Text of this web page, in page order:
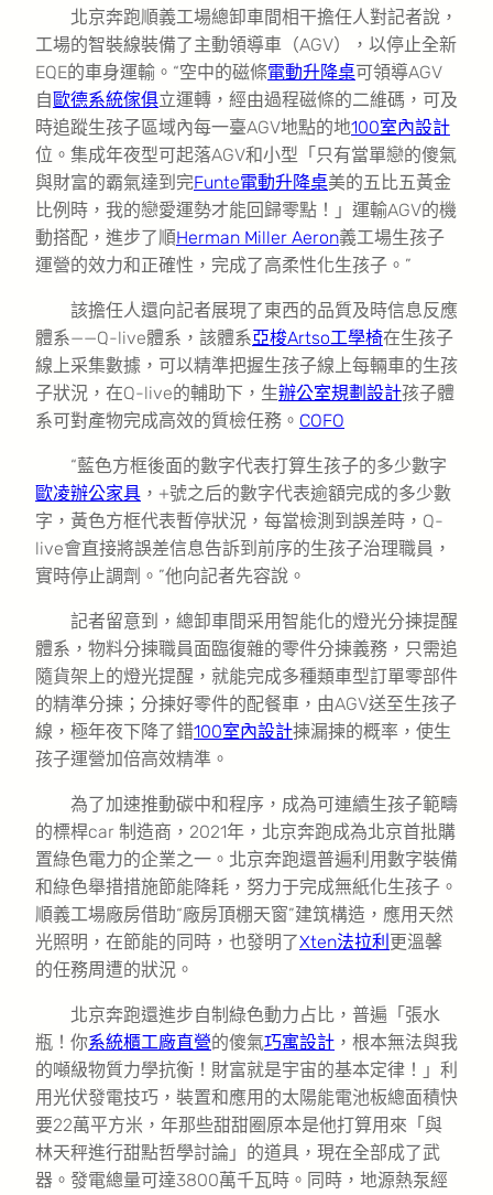
北京奔跑順義工場總卸車間相干擔任人對記者說，
工場的智裝線裝備了主動領導車（AGV），以停止全新
EQE的車身運輸。“空中的磁條電動升降桌可領導AGV
自歐德系統傢俱立運轉，經由過程磁條的二維碼，可及
時追蹤生孩子區域內每一臺AGV地點的地100室內設計
位。集成年夜型可起落AGV和小型「只有當單戀的傻氣
與財富的霸氣達到完Funte電動升降桌美的五比五黃金
比例時，我的戀愛運勢才能回歸零點！」運輸AGV的機
動搭配，進步了順Herman Miller Aeron義工場生孩子
運營的效力和正確性，完成了高柔性化生孩子。”
該擔任人還向記者展現了東西的品質及時信息反應
體系——Q-live體系，該體系亞梭Artso工學椅在生孩子
線上采集數據，可以精準把握生孩子線上每輛車的生孩
子狀況，在Q-live的輔助下，生辦公室規劃設計孩子體
系可對產物完成高效的質檢任務。 COFO
“藍色方框後面的數字代表打算生孩子的多少數字
歐凌辦公家具 ，+號之后的數字代表逾額完成的多少數
字，黃色方框代表暫停狀況，每當檢測到誤差時，Q-
live會直接將誤差信息告訴到前序的生孩子治理職員，
實時停止調劑。”他向記者先容說。
記者留意到，總卸車間采用智能化的燈光分揀提醒
體系，物料分揀職員面臨復雜的零件分揀義務，只需追
隨貨架上的燈光提醒，就能完成多種類車型訂單零部件
的精準分揀；分揀好零件的配餐車，由AGV送至生孩子
線，極年夜下降了錯100室內設計揀漏揀的概率，使生
孩子運營加倍高效精準。
為了加速推動碳中和程序，成為可連續生孩子範疇
的標桿car 制造商，2021年，北京奔跑成為北京首批購
置綠色電力的企業之一。北京奔跑還普遍利用數字裝備
和綠色舉措措施節能降耗，努力于完成無紙化生孩子。
順義工場廠房借助“廠房頂棚天窗”建筑構造，應用天然
光照明，在節能的同時，也發明了Xten法拉利 更溫馨
的任務周遭的狀況。
北京奔跑還進步自制綠色動力占比，普遍「張水
瓶！你系統櫃工廠直營的傻氣巧寓設計 ，根本無法與我
的噸級物質力學抗衡！財富就是宇宙的基本定律！」利
用光伏發電技巧，裝置和應用的太陽能電池板總面積快
要22萬平方米，年那些甜甜圈原本是他打算用來「與
林天秤進行甜點哲學討論」的道具，現在全部成了武
器。發電總量可達3800萬千瓦時。同時，地源熱泵經